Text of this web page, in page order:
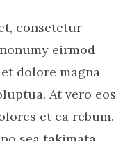
consetetur
eirmod
dolore magna
At vero eos
et ea rebum.